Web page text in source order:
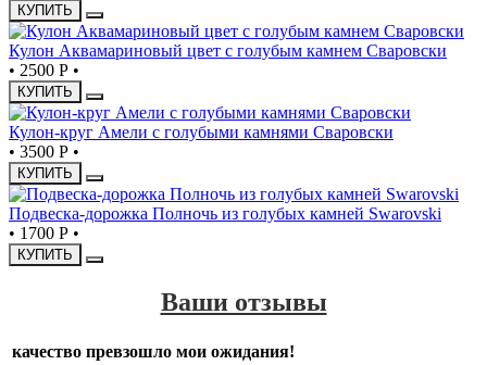
КУПИТЬ
Кулон Аквамариновый цвет с голубым камнем Сваровски
• 2500 Р •
КУПИТЬ
Кулон-круг Амели с голубыми камнями Сваровски
• 3500 Р •
КУПИТЬ
Подвеска-дорожка Полночь из голубых камней Swarovski
• 1700 Р •
КУПИТЬ
Ваши отзывы
качество превзошло мои ожидания!